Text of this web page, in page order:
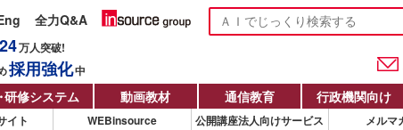
全力Q&A
24万人突破!
採用強化中
研修システム 動画教材 通信教育 行政機関向け
イト WEBinsource 公開講座法人向けサービス メルマ